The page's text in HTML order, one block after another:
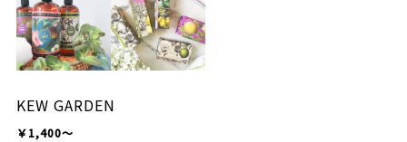
KEW GARDEN
￥1,400～